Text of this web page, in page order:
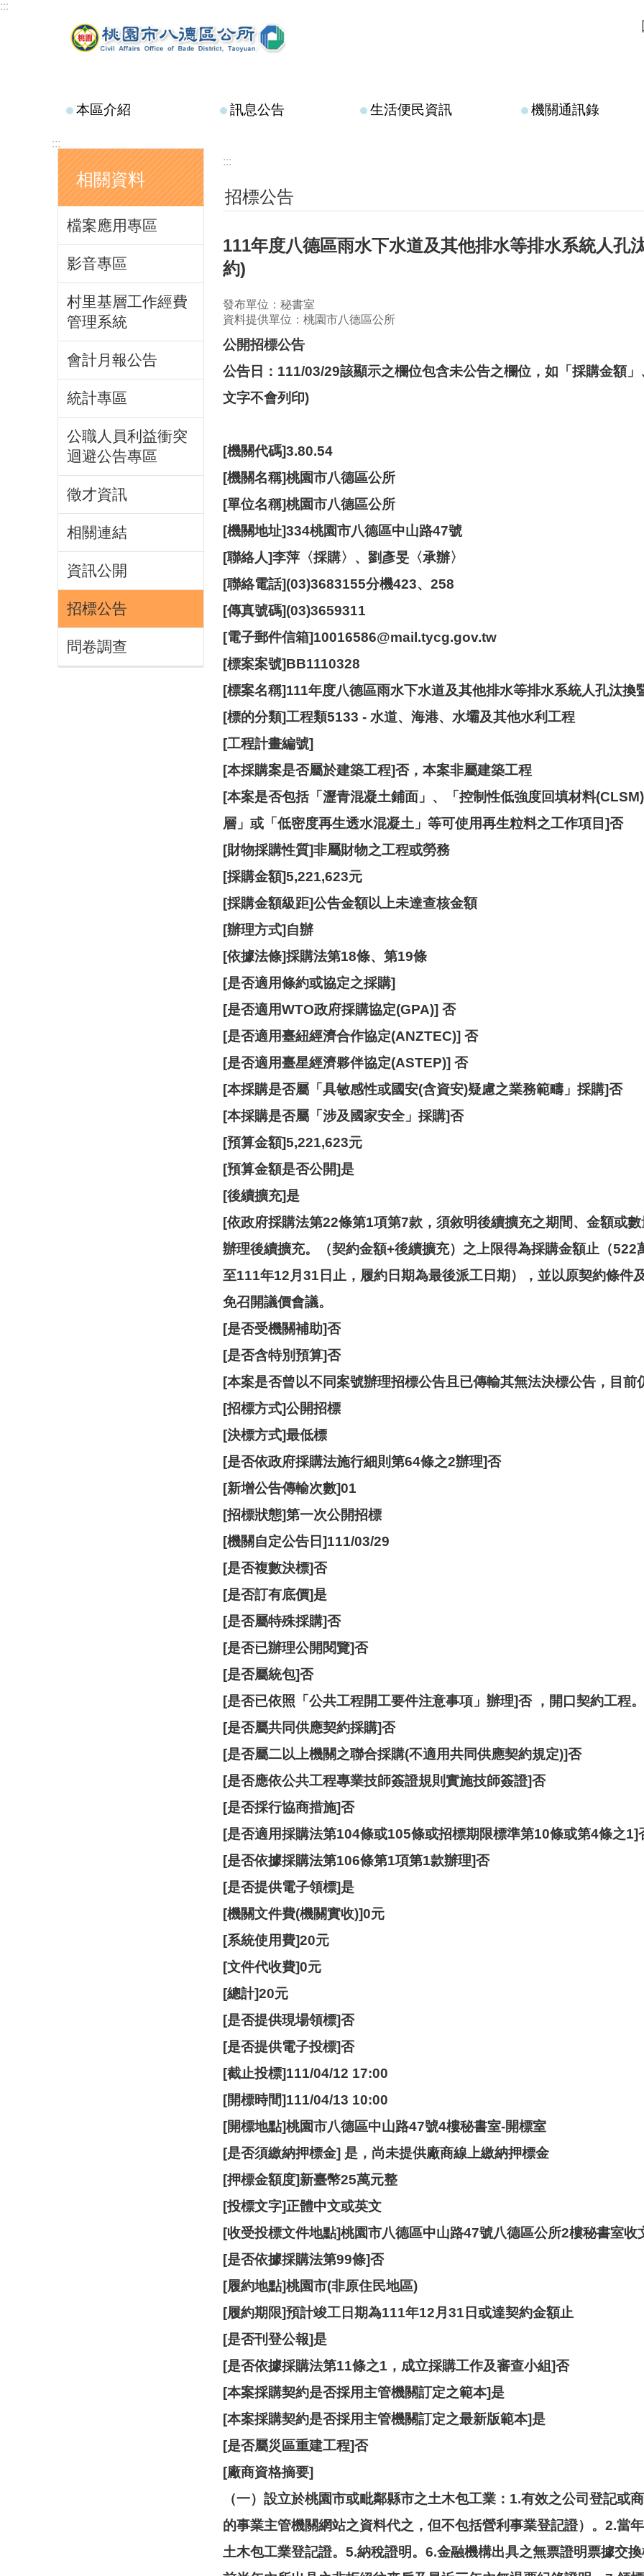
跳到主要內容區塊
:::
本區介紹 訊息公告 生活便民資訊 機關通訊錄
:::
相關資料
檔案應用專區
影音專區
村里基層工作經費
管理系統
會計月報公告
統計專區
公職人員利益衝突
迴避公告專區
徵才資訊
相關連結
資訊公開
招標公告
問卷調查
:::
招標公告
111年度八德區雨水下水道及其他排水等排水系統人孔
約)
發布單位：秘書室
資料提供單位：桃園市八德區公所
公開招標公告
公告日：111/03/29該顯示之欄位包含未公告之欄位，如「採購金額
文字不會列印)
[機關代碼]3.80.54
[機關名稱]桃園市八德區公所
[單位名稱]桃園市八德區公所
[機關地址]334桃園市八德區中山路47號
[聯絡人]李萍〈採購〉、劉彥旻〈承辦〉
[聯絡電話](03)3683155分機423、258
[傳真號碼](03)3659311
[電子郵件信箱]10016586@mail.tycg.gov.tw
[標案案號]BB1110328
[標案名稱]111年度八德區雨水下水道及其他排水等排水系統人孔汰換
[標的分類]工程類5133 - 水道、海港、水壩及其他水利工程
[工程計畫編號]
[本採購案是否屬於建築工程]否，本案非屬建築工程
[本案是否包括「瀝青混凝土鋪面」、「控制性低強度回填材料
層」或「低密度再生透水混凝土」等可使用再生粒料之工作項目]否
[財物採購性質]非屬財物之工程或勞務
[採購金額]5,221,623元
[採購金額級距]公告金額以上未達查核金額
[辦理方式]自辦
[依據法條]採購法第18條、第19條
[是否適用條約或協定之採購]
[是否適用WTO政府採購協定(GPA)] 否
[是否適用臺紐經濟合作協定(ANZTEC)] 否
[是否適用臺星經濟夥伴協定(ASTEP)] 否
[本採購是否屬「具敏感性或國安(含資安)疑慮之業務範疇」採購]否
[本採購是否屬「涉及國家安全」採購]否
[預算金額]5,221,623元
[預算金額是否公開]是
[後續擴充]是
[依政府採購法第22條第1項第7款，須敘明後續擴充之期間、金額或
辦理後續擴充。（契約金額+後續擴充）之上限得為採購金額止（
至111年12月31日止，履約日期為最後派工日期），並以原契約條件
免召開議價會議。
[是否受機關補助]否
[是否含特別預算]否
[本案是否曾以不同案號辦理招標公告且已傳輸其無法決標公告，目前
[招標方式]公開招標
[決標方式]最低標
[是否依政府採購法施行細則第64條之2辦理]否
[新增公告傳輸次數]01
[招標狀態]第一次公開招標
[機關自定公告日]111/03/29
[是否複數決標]否
[是否訂有底價]是
[是否屬特殊採購]否
[是否已辦理公開閱覽]否
[是否屬統包]否
[是否已依照「公共工程開工要件注意事項」辦理]否 ，開口契約工程。
[是否屬共同供應契約採購]否
[是否屬二以上機關之聯合採購(不適用共同供應契約規定)]否
[是否應依公共工程專業技師簽證規則實施技師簽證]否
[是否採行協商措施]否
[是否適用採購法第104條或105條或招標期限標準第10條或第4條之1]
[是否依據採購法第106條第1項第1款辦理]否
[是否提供電子領標]是
[機關文件費(機關實收)]0元
[系統使用費]20元
[文件代收費]0元
[總計]20元
[是否提供現場領標]否
[是否提供電子投標]否
[截止投標]111/04/12 17:00
[開標時間]111/04/13 10:00
[開標地點]桃園市八德區中山路47號4樓秘書室-開標室
[是否須繳納押標金] 是，尚未提供廠商線上繳納押標金
[押標金額度]新臺幣25萬元整
[投標文字]正體中文或英文
[收受投標文件地點]桃園市八德區中山路47號八德區公所2樓秘書室收
[是否依據採購法第99條]否
[履約地點]桃園市(非原住民地區)
[履約期限]預計竣工日期為111年12月31日或達契約金額止
[是否刊登公報]是
[是否依據採購法第11條之1，成立採購工作及審查小組]否
[本案採購契約是否採用主管機關訂定之範本]是
[本案採購契約是否採用主管機關訂定之最新版範本]是
[是否屬災區重建工程]否
[廠商資格摘要]
（一）設立於桃園市或毗鄰縣市之土木包工業：1.有效之公司登記或
的事業主管機關網站之資料代之，但不包括營利事業登記證）。2.當
土木包工業登記證。5.納稅證明。6.金融機構出具之無票證明票據交